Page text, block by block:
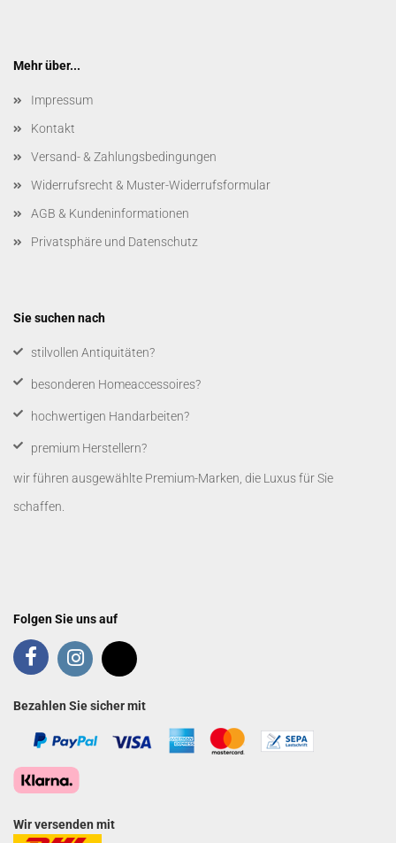
Mehr über...
Impressum
Kontakt
Versand- & Zahlungsbedingungen
Widerrufsrecht & Muster-Widerrufsformular
AGB & Kundeninformationen
Privatsphäre und Datenschutz
Sie suchen nach
​stilvollen Antiquitäten?
besonderen Homeaccessoires?
hochwertigen Handarbeiten?
premium Herstellern?
wir führen ausgewählte Premium-Marken, die Luxus für Sie
schaffen.
Folgen Sie uns auf
Bezahlen Sie sicher mit
Wir versenden mit